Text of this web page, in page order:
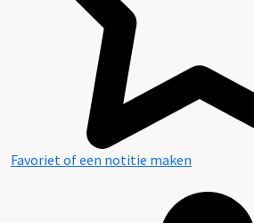
Favoriet of een notitie maken